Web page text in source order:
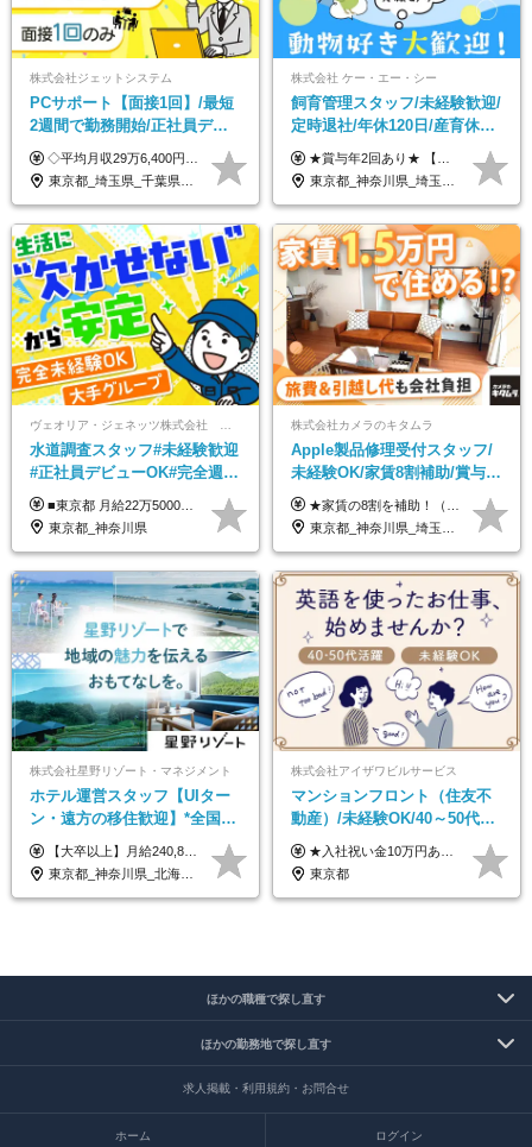
株式会社ジェットシステム
PCサポート【面接1回】/最短
2週間で勤務開始/正社員デビ
ュー歓迎/未経験9割以上/社員
寮・住宅手当あり
◇平均月収29万6,400円(各種手当含む) ◇住宅手当⇒最大家賃の半額支給 ◇賞与年2回支給 ■月給22万5,000円以上＋地域手当＋時間外手当＋住宅手当＋家族手当 ※経験やスキルに応じて給与を決定します ※試用期間2ヶ月あり（期間内は時給1,060円以上となります） └地域により上がる可能性があり／例：東京都時給1,370円 └その他待遇に差異なし ＜モデル月収例＞ 1年目：296,400円 3年目：320,000円 【固定残業代について】 なし（残業代は、実際の労働時間に応じて別途全額支給）
東京都_埼玉県_千葉県_愛知県_北海道_群馬県_長野県_富山県_石川県_静岡県_香川県_高知県_熊本県_長崎県_沖縄県
株式会社 ケー・エー・シー
飼育管理スタッフ/未経験歓迎/
定時退社/年休120日/産育休実
績あり/連休取得OK/賞与年2
回/急募求人
★賞与年2回あり★ 【未経験の方】月給20万7,750円～＋賞与年2回＋残業代全額支給＋交通費支給 【生物系大卒の方】月給21万3,750円～＋賞与年2回＋残業代全額支給＋交通費支給 ★手当が充実★ ・資格手当（実験動物技術者2級：月3,000円、1級：月7,000円） ・家族手当 ・住宅費用補助（転居を伴う転勤の場合：最大5年間支給） ・残業代全額支給 ※入社5年目程度で賞与4.6ヶ月分の支給実績あり ※月給の金額は、能力やスキルを考慮して決定します ※試用期間6ヶ月あり（雇用形態・給与・待遇に差異なし）
東京都_神奈川県_埼玉県_大阪府_愛知県_茨城県_三重県_京都府_佐賀県
水道調査スタッフ#未経験歓迎
#正社員デビューOK#完全週休
2日制#年休125日#資格取得支
援有#社員数千人以上
■東京都 月給22万5000円（東京地域手当3万円含）～25万円＋残業代全額支給＋各種手当 ■神奈川県 月給19万5000円～24万円＋残業代全額支給＋各種手当 ※年齢・経験を考慮し決定 ※試用期間3ヶ月（期間中の給与・待遇に差異はありません） ◆通勤手当あり（全額支給） ◆昇給年1回、賞与年2回。世界最大級の環境企業グループならではの安定した給与体系です。
東京都_神奈川県
株式会社カメラのキタムラ
Apple製品修理受付スタッフ/
未経験OK/家賃8割補助/賞与年
2回/残業月平均4.7h/最大7連休
OK
★家賃の8割を補助！（限度額は地域により異なる） ※転勤による引っ越しが発生する場合 ＝＝＝＝＝＝＝＝＝＝＝＝＝＝＝＝＝＝＝＝＝＝＝ 例えば、家賃7.5万円なら6万円は会社で負担。 あなたが支払うのは、たったの1.5万円です！ 年間では自己負担額が約72万ほどお得になります！ ＝＝＝＝＝＝＝＝＝＝＝＝＝＝＝＝＝＝＝＝＝＝＝ 月給22万8,700円～26万3,100円＋賞与年2回（初回の支給は当社規定による）＋残業手当 ＜実際の給与例＞ *24歳:月給23万4,700円＋賞与年2回（初回の支給は当社規定による）＋残業手当＋諸手当 ※上記はあくまで参考月給です。ご経歴・年齢を考慮し、当社規定により決定します ※評価により昇給あり ※残業代は別途支給あり ※試用期間2ヶ月あり（期間中の給与・待遇に差異はありません） 【実在する社員の年収モデル】 年収530万円（30歳） 年収820万円（40歳） 【入社時の想定年収】 330万円～900万円
東京都_神奈川県_埼玉県_千葉県_大阪府_愛知県_北海道_岩手県_宮城県_秋田県_福島県_茨城県_栃木県_富山県_石川県_福井県_静岡県_岐阜県_三重県_兵庫県_京都府_滋賀県_奈良県_広島県_岡山県_徳島県_香川県_愛媛県_高知県_福岡県_熊本県_佐賀県_長崎県_大分県_宮崎県_沖縄県
株式会社星野リゾート・マネジメント
ホテル運営スタッフ【UIター
ン・遠方の移住歓迎】*全国募
集*週休3日/年休161日可*未経
験OK*新規開業あり
【大卒以上】月給240,800円以上+賞与2回+各種手当 【短大・専門学校卒】月給204,400円以上+賞与2回+各種手当 【上記以外】月給187,000円以上+賞与2回+各種手当 ※経験、資格、能力等を考慮の上、決定いたします ※残業代全額支給 ※試用期間3ヶ月（条件変更なし）
東京都_神奈川県_北海道_青森県_山形県_福島県_栃木県_群馬県_山梨県_長野県_石川県_静岡県_岐阜県_京都府_広島県_島根県_山口県_高知県_長崎県_大分県_鹿児島県_沖縄県
株式会社アイザワビルサービス
マンションフロント（住友不
動産）/未経験OK/40～50代活
躍/月平均労働時間142h/賞与
年2回/TF303
★入社祝い金10万円あり！ ■月給24万5,000円＋賞与年2回(2カ月/2025年実績)＋時間外手当＋資格手当＋交通費 ※一律英会話手当（2万円）を含みます ※給与は経験・能力等を考慮して決定します ※試用期間あり（3ヵ月） 給与や福利厚生に変更はありません。 ≪昇給、賞与、および各種諸手当について≫ ◇入社お祝い金（10万円 ※3カ月精勤後支給） ◇昇給/年1回 ◇賞与/年2回(2カ月/2025年実績) ◇時間外手当 ◇資格手当 └・ビル設備管理技能士1級（1万円/月） ・ビル設備管理技能士2級（5000円/月） ・建築物環境衛生管理技術者（1万円/月） ・防火管理技能者（3000円/月） 他 ◇物件手当（最大2万円 ※物件により異なる） ◇退職金あり
東京都
ほかの職種で探し直す
ほかの勤務地で探し直す
求人掲載・利用規約・お問合せ
ホーム ログイン